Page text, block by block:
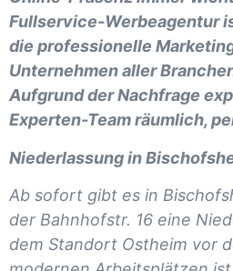
Fullservice-Werbeagentur
die professionelle
Unternehmen aller
Aufgrund der Nachfrage
Experten-Team räumlich,
Niederlassung in
Ab sofort gibt es in
der Bahnhofstr. 16 eine
dem Standort Ostheim vor